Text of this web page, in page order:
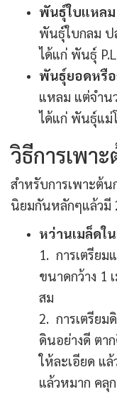
พันธุ์ใบแหลม
พันธุ์ใบกลม ป
ได้แก่ พันธุ์
พันธุ์ยอดหรื
แหลม แต่จำน
ได้แก่ พันธุ์แม่
วิธีการเพา
สำหรับการเพาะต้
นิยมกันหลักๆแล้วมี
หว่านเมล็ดใ
1. การเตรียม
ขนาดกว้าง 1
สม
2. การเตรีย
ดินอย่างดี ตา
ให้ละเอียด แ
แล้วหมาก คลุ